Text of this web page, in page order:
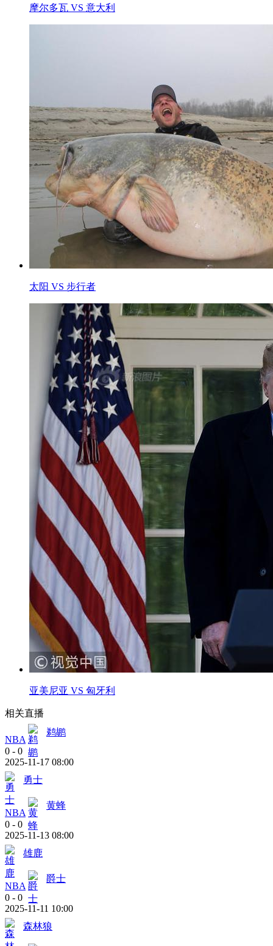
摩尔多瓦 VS 意大利
太阳 VS 步行者
亚美尼亚 VS 匈牙利
相关直播
NBA
鹈鹕
0 - 0
2025-11-17 08:00
勇士
NBA
黄蜂
0 - 0
2025-11-13 08:00
雄鹿
NBA
爵士
0 - 0
2025-11-11 10:00
森林狼